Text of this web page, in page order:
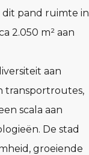
dit pand ruimte in
2.050 m² aan
aan
transportroutes,
scala aan
De stad
groeiende